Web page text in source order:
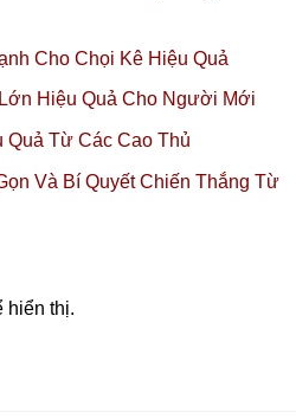
Cho Chọi Kê Hiệu Quả
Hiệu Quả Cho Người Mới
Quả Từ Các Cao Thủ
Và Bí Quyết Chiến Thắng Từ
hiển thị.